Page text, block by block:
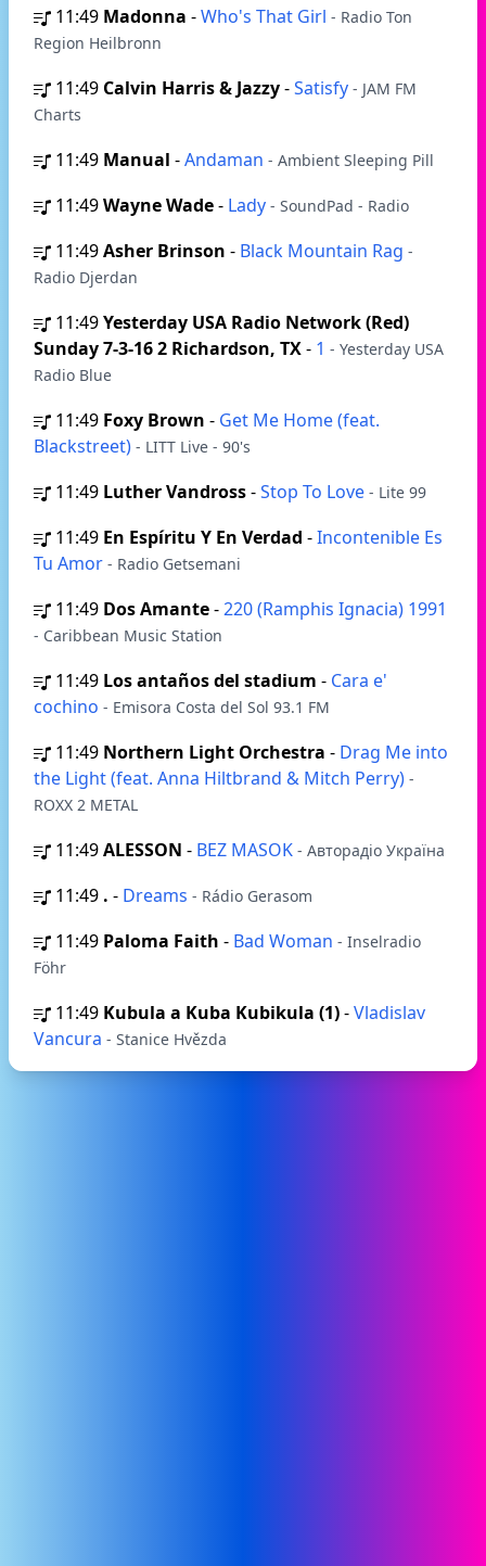
11:49 Madonna -Who's That Girl - Radio Ton
Region Heilbronn
11:49 Calvin Harris & Jazzy-Satisfy - JAM FM
Charts
11:49 Manual -Andaman - Ambient Sleeping Pill
11:49Wayne Wade- Lady - SoundPad - Radio
11:49Asher Brinson - Black Mountain Rag -
Radio Djerdan
11:49Yesterday USA Radio Network (Red)
Sunday 7-3-16 2 Richardson, TX- 1 - Yesterday USA
Radio Blue
11:49 Foxy Brown - Get Me Home (feat.
Blackstreet) - LITT Live - 90's
11:49 Luther Vandross-Stop To Love - Lite 99
11:49 En Espíritu Y En Verdad -Incontenible Es
Tu Amor - Radio Getsemani
11:49 Dos Amante-220 (Ramphis Ignacia) 1991
- Caribbean Music Station
11:49 Los antaños del stadium - Cara e'
cochino - Emisora Costa del Sol 93.1 FM
11:49 Northern Light Orchestra - Drag Me into
the Light (feat. Anna Hiltbrand & Mitch Perry) -
ROXX 2 METAL
11:49ALESSON - BEZ MASOK - Авторадіо Україна
11:49 . - Dreams - Rádio Gerasom
11:49 Paloma Faith - Bad Woman - Inselradio
Föhr
11:49 Kubula a Kuba Kubikula (1)-Vladislav
Vancura - Stanice Hvězda